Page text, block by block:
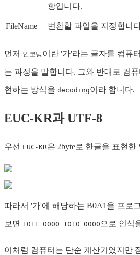
항입니다.
FileName 변환할 파일을 지정합니
먼저 인코딩 이란 '가'라는 글자를 컴퓨
는 과정을 말합니다. 그와 반대로 컴
현하는 방식을 decoding이라 합니다.
EUC-KR과 UTF-8
우선 EUC-KR은 2byte로 한글을 표현
따라서 '가'에 해당하는 B0A1을 프로
보면 1011 0000 1010 0000 으로 인식
이처럼 컴퓨터는 단순 계산기였지만